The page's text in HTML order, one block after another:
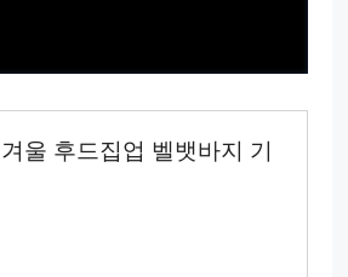
울 후드집업 벨뱃바지 기